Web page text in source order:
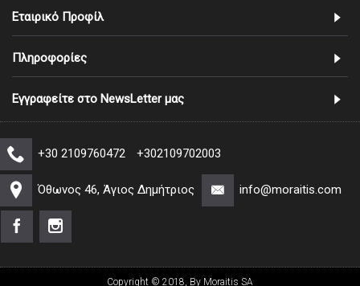
Εταιρικό Προφίλ
Πληροφορίες
Εγγραφείτε στο NewsLetter μας
+30 2109760472 +302109702003
Όθωνος 46, Άγιος Δημήτριος info@moraitis.com
Copyright © 2018, By Moraitis SA